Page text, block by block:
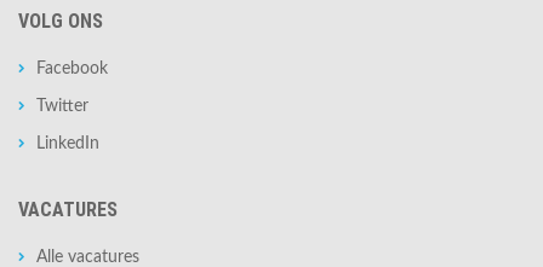
VOLG ONS
Facebook
Twitter
LinkedIn
VACATURES
Alle vacatures